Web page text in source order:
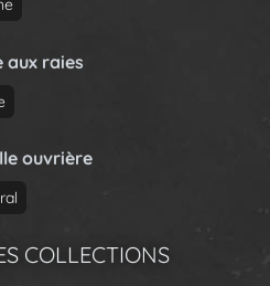
aux raies
ouvrière
COLLECTIONS